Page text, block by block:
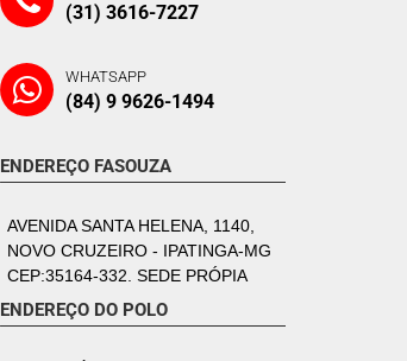
(31) 3616-7227
WHATSAPP
(84) 9 9626-1494
ENDEREÇO FASOUZA
AVENIDA SANTA HELENA, 1140,
NOVO CRUZEIRO - IPATINGA-MG
CEP:35164-332. SEDE PRÓPIA
ENDEREÇO DO POLO